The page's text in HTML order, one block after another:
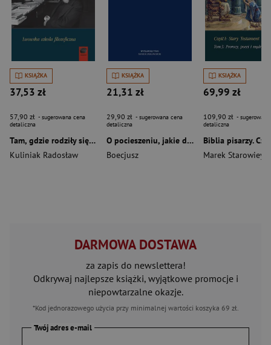
KSIĄŻKA
37,53 zł
57,90 zł - sugerowana cena
detaliczna
Tam, gdzie rodziły się idee. Lwowska szkoła filozoficzna
Kuliniak Radosław
KSIĄŻKA
21,31 zł
29,90 zł - sugerowana cena
detaliczna
O pocieszeniu, jakie daje filozofia wyd. 2
Boecjusz
KSIĄŻKA
69,99 zł
109,90 zł -
detaliczna
Marek
DARMOWA DOSTAWA
za zapis do newslettera!
Odkrywaj najlepsze książki, wyjątkowe promocje i
niepowtarzalne okazje.
*Kod jednorazowego użycia przy minimalnej wartości koszyka 69 zł.
Twój adres e-mail